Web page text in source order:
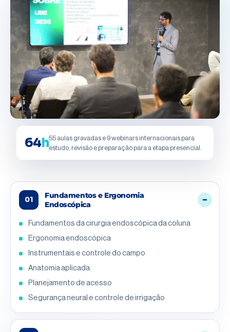
64h55 aulas gravadas e 9 webinars internacionais para
estudo, revisão e preparação para a etapa presencial.
01
Fundamentos e Ergonomia
Endoscópica
Fundamentos da cirurgia endoscópica da coluna
Ergonomia endoscópica
Instrumentais e controle do campo
Anatomia aplicada
Planejamento de acesso
Segurança neural e controle de irrigação